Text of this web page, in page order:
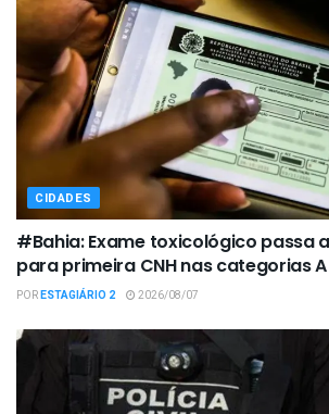
CIDADES
#Bahia: Exame toxicológico passa
para primeira CNH nas categorias A
PORESTAGIÁRIO 2 2026/08/07